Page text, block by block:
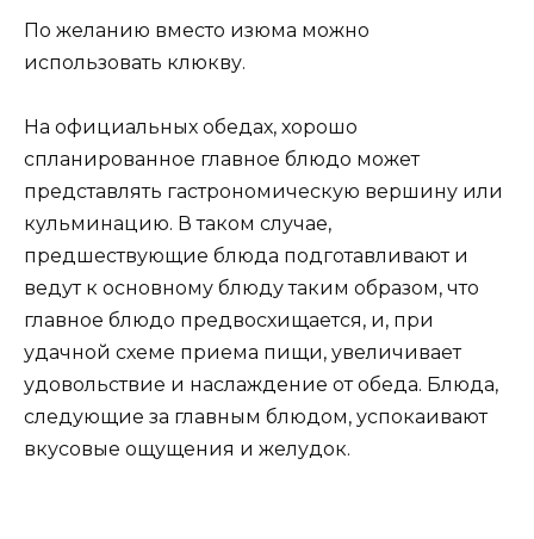
По желанию вместо изюма можно
использовать клюкву.
На официальных обедах, хорошо
спланированное главное блюдо может
представлять гастрономическую вершину или
кульминацию. В таком случае,
предшествующие блюда подготавливают и
ведут к основному блюду таким образом, что
главное блюдо предвосхищается, и, при
удачной схеме приема пищи, увеличивает
удовольствие и наслаждение от обеда. Блюда,
следующие за главным блюдом, успокаивают
вкусовые ощущения и желудок.